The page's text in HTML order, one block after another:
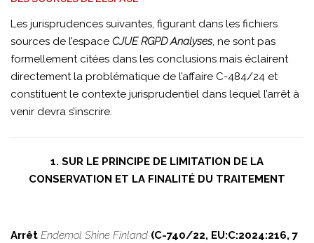
Les jurisprudences suivantes, figurant dans les fichiers
sources de l’espace CJUE RGPD Analyses, ne sont pas
formellement citées dans les conclusions mais éclairent
directement la problématique de l’affaire C-484/24 et
constituent le contexte jurisprudentiel dans lequel l’arrêt à
venir devra s’inscrire.
1. SUR LE PRINCIPE DE LIMITATION DE LA
CONSERVATION ET LA FINALITÉ DU TRAITEMENT
Arrêt Endemol Shine Finland (C-740/22, EU:C:2024:216, 7